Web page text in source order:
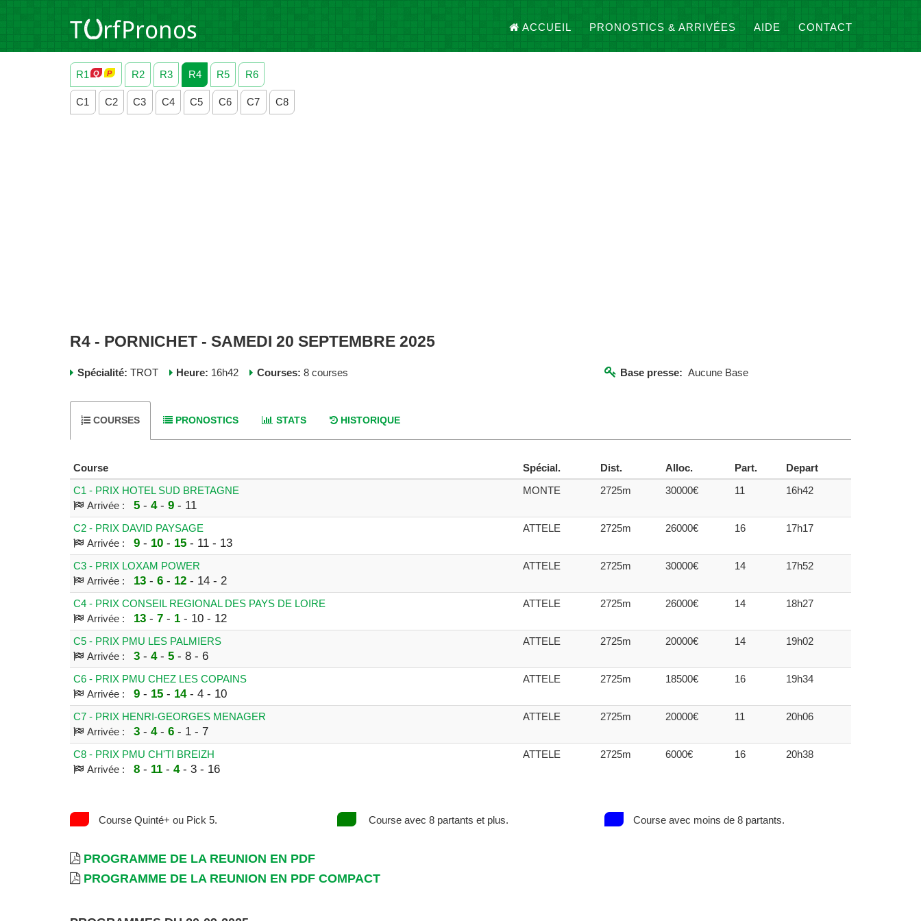
ACCUEIL PRONOSTICS & ARRIVÉES AIDE CONTACT
R1 R2 R3 R4 R5 R6
C1 C2 C3 C4 C5 C6 C7 C8
R4 - PORNICHET - SAMEDI 20 SEPTEMBRE 2025
Spécialité: TROT Heure: 16h42 Courses: 8 courses Base presse: Aucune Base
COURSES PRONOSTICS STATS HISTORIQUE
Course Spécial. Dist. Alloc. Part.
Depart
C1 - PRIX HOTEL SUD BRETAGNE
Arrivée :
5- 4- 9- 11
MONTE 2725m 30000€ 11 16h42
C2 - PRIX DAVID PAYSAGE
Arrivée :
9- 10- 15- 11 - 13
ATTELE 2725m 26000€ 16 17h17
C3 - PRIX LOXAM POWER
Arrivée :
13- 6- 12- 14 - 2
ATTELE 2725m 30000€ 14 17h52
C4 - PRIX CONSEIL REGIONAL DES PAYS DE LOIRE
Arrivée :
13- 7- 1- 10 - 12
ATTELE 2725m 26000€ 14 18h27
C5 - PRIX PMU LES PALMIERS
Arrivée :
3- 4- 5- 8 - 6
ATTELE 2725m 20000€ 14 19h02
C6 - PRIX PMU CHEZ LES COPAINS
Arrivée :
9- 15- 14- 4 - 10
ATTELE 2725m 18500€ 16 19h34
C7 - PRIX HENRI-GEORGES MENAGER
Arrivée :
3- 4- 6- 1 - 7
ATTELE 2725m 20000€ 11 20h06
C8 - PRIX PMU CH'TI BREIZH
Arrivée :
8- 11- 4- 3 - 16
ATTELE 2725m 6000€ 16 20h38
Course Quinté+ ou Pick 5. Course avec 8 partants et plus. Course avec moins de 8 partants.
PROGRAMME DE LA REUNION EN PDF
PROGRAMME DE LA REUNION EN PDF COMPACT